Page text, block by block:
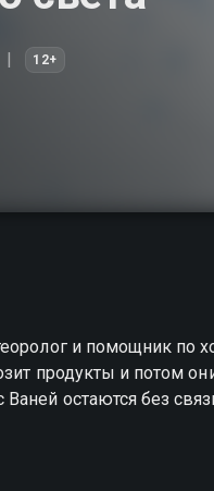
12+
одни до следующей